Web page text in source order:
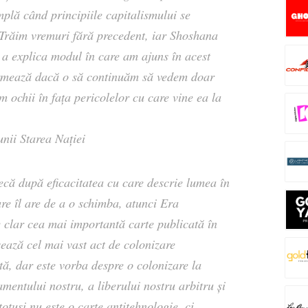
când principiile capitalismului se
vremuri fără precedent, iar Shoshana
explica modul în care am ajuns în acest
dacă o să continuăm să vedem doar
ochii în fața pericolelor cu care vine ea la
Starea Nației
după eficacitatea cu care descrie lumea în
îl are de a o schimba, atunci Era
clar cea mai importantă carte publicată în
cel mai vast act de colonizare
dar este vorba despre o colonizare la
nostru, a liberului nostru arbitru și